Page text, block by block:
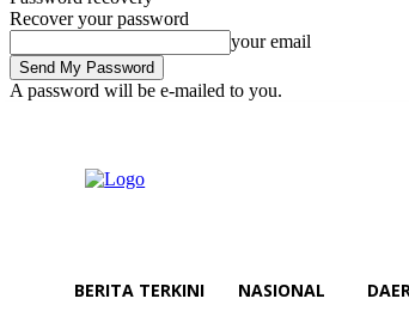
Recover your password
your email
A password will be e-mailed to you.
BERITA TERKINI NASIONAL